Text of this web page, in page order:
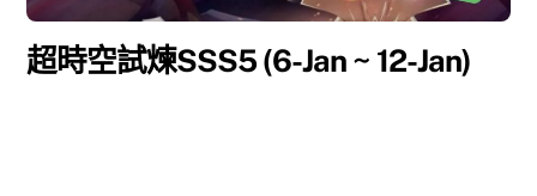
超時空試煉SSS5 (6-Jan ~ 12-Jan)